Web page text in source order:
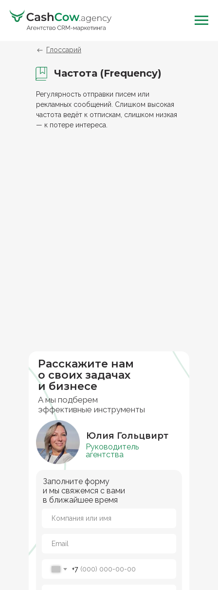
Частота (Frequency)
Регулярность отправки писем или
рекламных сообщений. Слишком высокая
частота ведёт к отпискам, слишком низкая
— к потере интереса.
Глоссарий
Заполните форму
и мы свяжемся с вами
в ближайшее время
+7
А мы подберем
эффективные инструменты
Расскажите нам
о своих задачах
и бизнесе
Юлия Гольцвирт
Руководитель
агентства